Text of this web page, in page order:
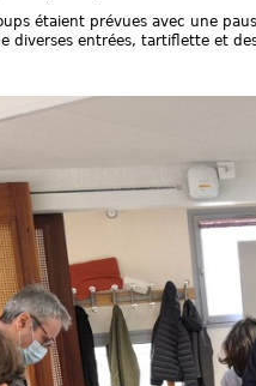
étaient prévues avec une
diverses entrées, tartiflette et